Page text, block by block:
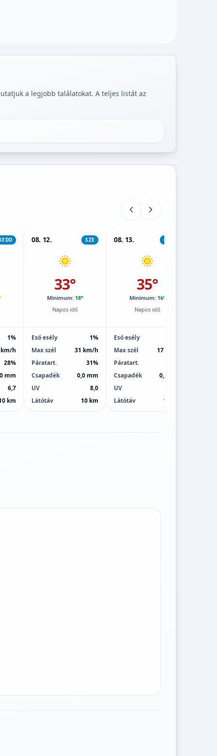
a legjobb találatokat. A teljes listát az
1%
h
28%
mm
6,7
km
08. 12. SZE
33°
Minimum: 18°
Napos idő
Eső esély
1%
Max szél
31 km/h
Páratart.
31%
Csapadék
0,0 mm
UV
8,0
Látótáv
10 km
08. 13. CSÜT
35°
Minimum: 16°
Napos idő
Eső esély
Max szél
17 km/h
Páratart.
Csapadék
0,0 mm
UV
Látótáv
10 km